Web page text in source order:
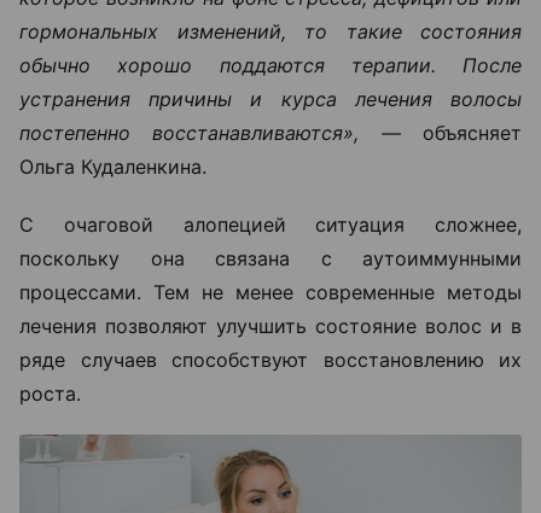
гормональных изменений, то такие состояния
обычно хорошо поддаются терапии. После
устранения причины и курса лечения волосы
постепенно восстанавливаются», —объясняет
Ольга Кудаленкина.
С очаговой алопецией ситуация сложнее,
поскольку она связана с аутоиммунными
процессами. Тем не менее современные методы
лечения позволяют улучшить состояние волос и в
ряде случаев способствуют восстановлению их
роста.